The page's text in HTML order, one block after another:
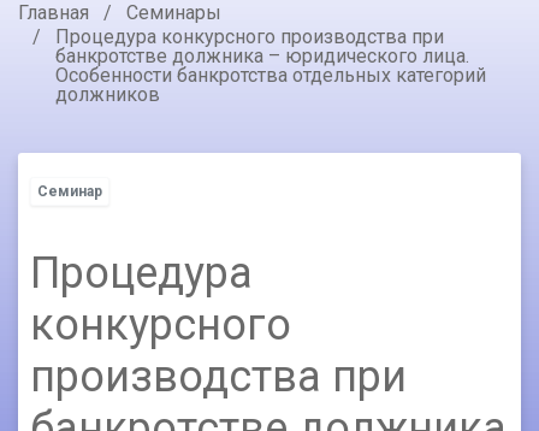
Главная
Семинары
Процедура конкурсного производства при
банкротстве должника – юридического лица.
Особенности банкротства отдельных категорий
должников
Семинар
Процедура
конкурсного
производства при